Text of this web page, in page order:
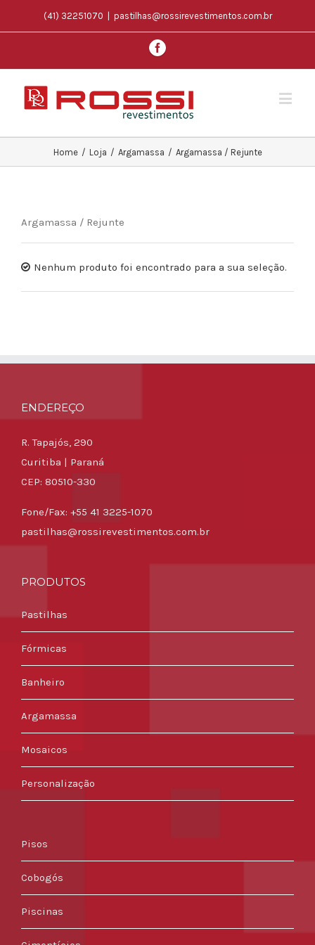
(41) 32251070 pastilhas@rossirevestimentos.com.br
Home / Loja / Argamassa / Argamassa / Rejunte
Argamassa / Rejunte
Nenhum produto foi encontrado para a sua seleção.
ENDEREÇO
R. Tapajós, 290
Curitiba | Paraná
CEP: 80510-330
Fone/Fax: +55 41 3225-1070
pastilhas@rossirevestimentos.com.br
PRODUTOS
Pastilhas
Fórmicas
Banheiro
Argamassa
Mosaicos
Personalização
Pisos
Cobogós
Piscinas